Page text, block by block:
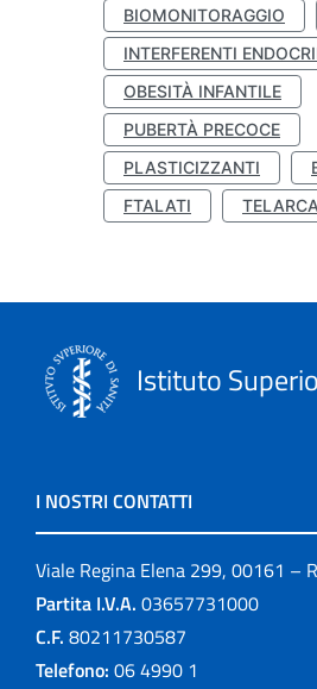
BIOMONITORAGGIO
INTERFERENTI
OBESITÀ INFANTILE
PUBERTÀ PRECOCE
PLASTICIZZANTI
FTALATI
Istituto
I NOSTRI CONTATTI
Viale Regina Elena 299, 00161 –
Partita I.V.A. 03657731000
C.F. 80211730587
Telefono: 06 4990 1